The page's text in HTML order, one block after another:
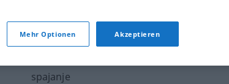
spajanje
spajanje
Mehr Optionen Akzeptieren